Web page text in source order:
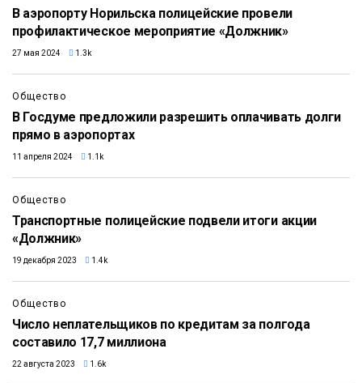
В аэропорту Норильска полицейские провели
профилактическое мероприятие «Должник»
27 мая 2024 1.3k
Общество
В Госдуме предложили разрешить оплачивать долги
прямо в аэропортах
11 апреля 2024 1.1k
Общество
Транспортные полицейские подвели итоги акции
«Должник»
19 декабря 2023 1.4k
Общество
Число неплательщиков по кредитам за полгода
составило 17,7 миллиона
22 августа 2023 1.6k